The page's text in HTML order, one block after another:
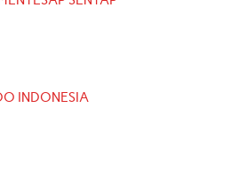
INDONESIA